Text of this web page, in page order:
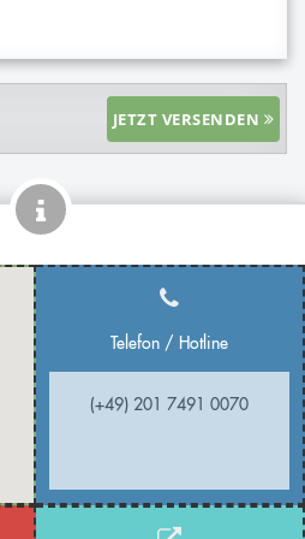
JETZT VERSENDEN
Telefon / Hotline
(+49) 201 7491 0070